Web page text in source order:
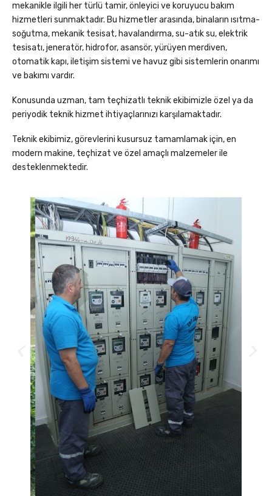
mekanikle ilgili her türlü tamir, önleyici ve koruyucu bakım
hizmetleri sunmaktadır. Bu hizmetler arasında, binaların ısıtma-
soğutma, mekanik tesisat, havalandırma, su-atık su, elektrik
tesisatı, jeneratör, hidrofor, asansör, yürüyen merdiven,
otomatik kapı, iletişim sistemi ve havuz gibi sistemlerin onarımı
ve bakımı vardır.
Konusunda uzman, tam teçhizatlı teknik ekibimizle özel ya da
periyodik teknik hizmet ihtiyaçlarınızı karşılamaktadır.
Teknik ekibimiz, görevlerini kusursuz tamamlamak için, en
modern makine, teçhizat ve özel amaçlı malzemeler ile
desteklenmektedir.